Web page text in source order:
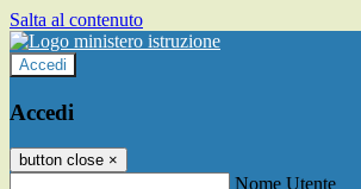
Salta al contenuto
Accedi
Accedi
button close ×
Nome Utente